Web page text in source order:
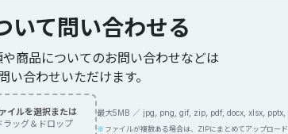
いて 問い合わせる
商品についてのお問い合わせなどは
い合わせいただけます。
イルを選択または
ラッグ＆ドロップ
最大5MB ／ jpg, png, gif, zip, pdf, docx, xlsx, pptx,
ファイルが複数ある場合は、ZIPにまとめてアップロード